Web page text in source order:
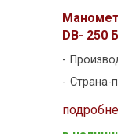
DB- 250
Страна-